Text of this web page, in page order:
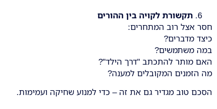
תקשורת לקויה בין ההורים
חסר אצל רוב המתחרים:
כיצד מדברים?
במה משתמשים?
האם מותר להתכתב "דרך הילד"?
מה הזמנים המקובלים למענה?
הסכם טוב מגדיר גם את זה – כדי למנוע שחיקה ועמימות.